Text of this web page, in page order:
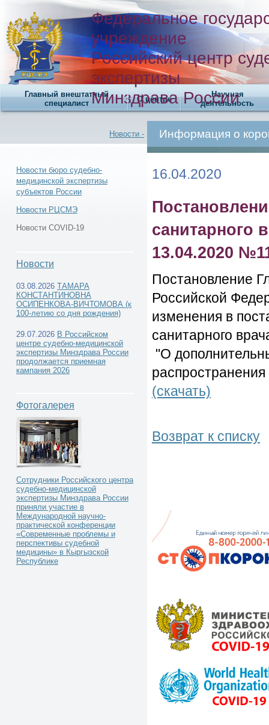
Федеральное
учреждение
Российский центр
экспертизы
Минздрава России
Главный внештатный
специалист
О центре
Научная
деятельность
Новости - Информация о
Новости бюро судебно-
медицинской экспертизы
субъектов России
Новости РЦСМЭ
Новости COVID-19
Новости
03.08.2026 ТАМАРА
КОНСТАНТИНОВНА
ОСИПЕНКОВА-ВИЧТОМОВА (к
100-летию со дня рождения)
29.07.2026 В Российском
центре судебно-медицинской
экспертизы Минздрава России
продолжается приемная
кампания 2026
Фотогалерея
Сотрудники Российского центра
судебно-медицинской
экспертизы Минздрава России
приняли участие в
Международной научно-
практической конференции
«Современные проблемы и
перспективы судебной
медицины» в Кыргызской
Республике
16.04.2020
санитарного
13.04.2020
Постановление
Российской
изменения в
санитарного
"О
(скачать)
Возврат к списку